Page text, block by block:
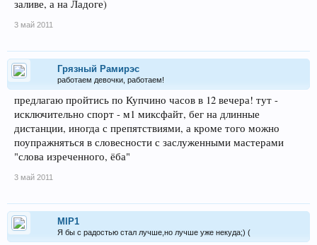
заливе, а на Ладоге)
3 май 2011
Грязный Рамирэс
работаем девочки, работаем!
предлагаю пройтись по Купчино часов в 12 вечера! тут -
исключительно спорт - м1 миксфайт, бег на длинные
дистанции, иногда с препятствиями, а кроме того можно
поупражняться в словесности с заслуженными мастерами
"слова изреченного, ёба"
3 май 2011
MIP1
Я бы с радостью стал лучше,но лучше уже некуда;) (